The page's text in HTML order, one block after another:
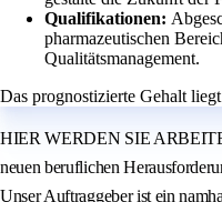
Qualifikationen:
pharmazeutischen
Qualitätsmanagement.
Das prognostizierte Gehalt
HIER WERDEN SIE
neuen beruflichen
Unser Auftraggeber ist ein